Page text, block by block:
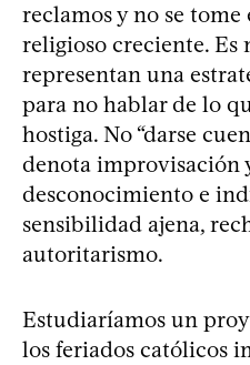
reclamos y no se
religioso creciente. Es
representan una
para no hablar de lo
hostiga. No “darse
denota improvisación
desconocimiento e
sensibilidad ajena,
autoritarismo.
Estudiaríamos un
los feriados católicos